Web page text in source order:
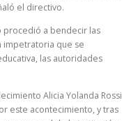
el directivo.
procedió a bendecir las
impetratoria que se
las autoridades
Alicia Yolanda Rossi
este acontecimiento, y tras